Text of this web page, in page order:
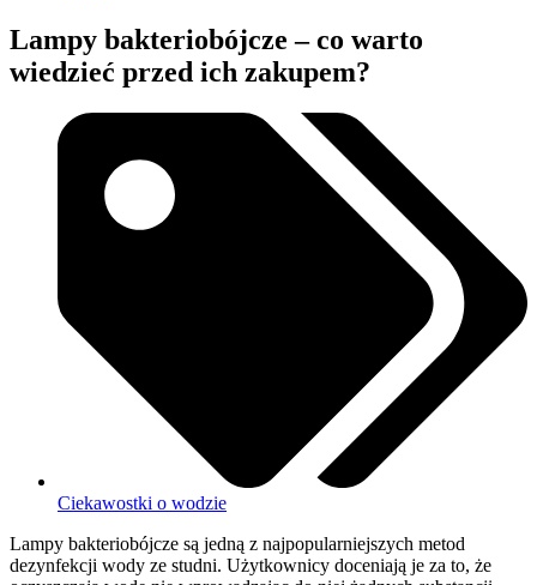
Lampy bakteriobójcze – co warto
wiedzieć przed ich zakupem?
Ciekawostki o wodzie
Lampy bakteriobójcze są jedną z najpopularniejszych metod
dezynfekcji wody ze studni. Użytkownicy doceniają je za to, że